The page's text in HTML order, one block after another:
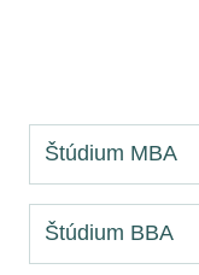
Štúdium MBA
Štúdium BBA